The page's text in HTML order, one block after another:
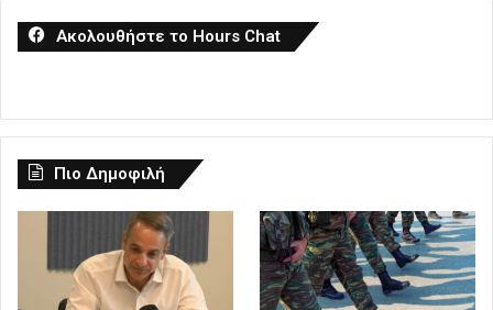
Ακολουθήστε το Hours Chat
Πιο Δημοφιλή